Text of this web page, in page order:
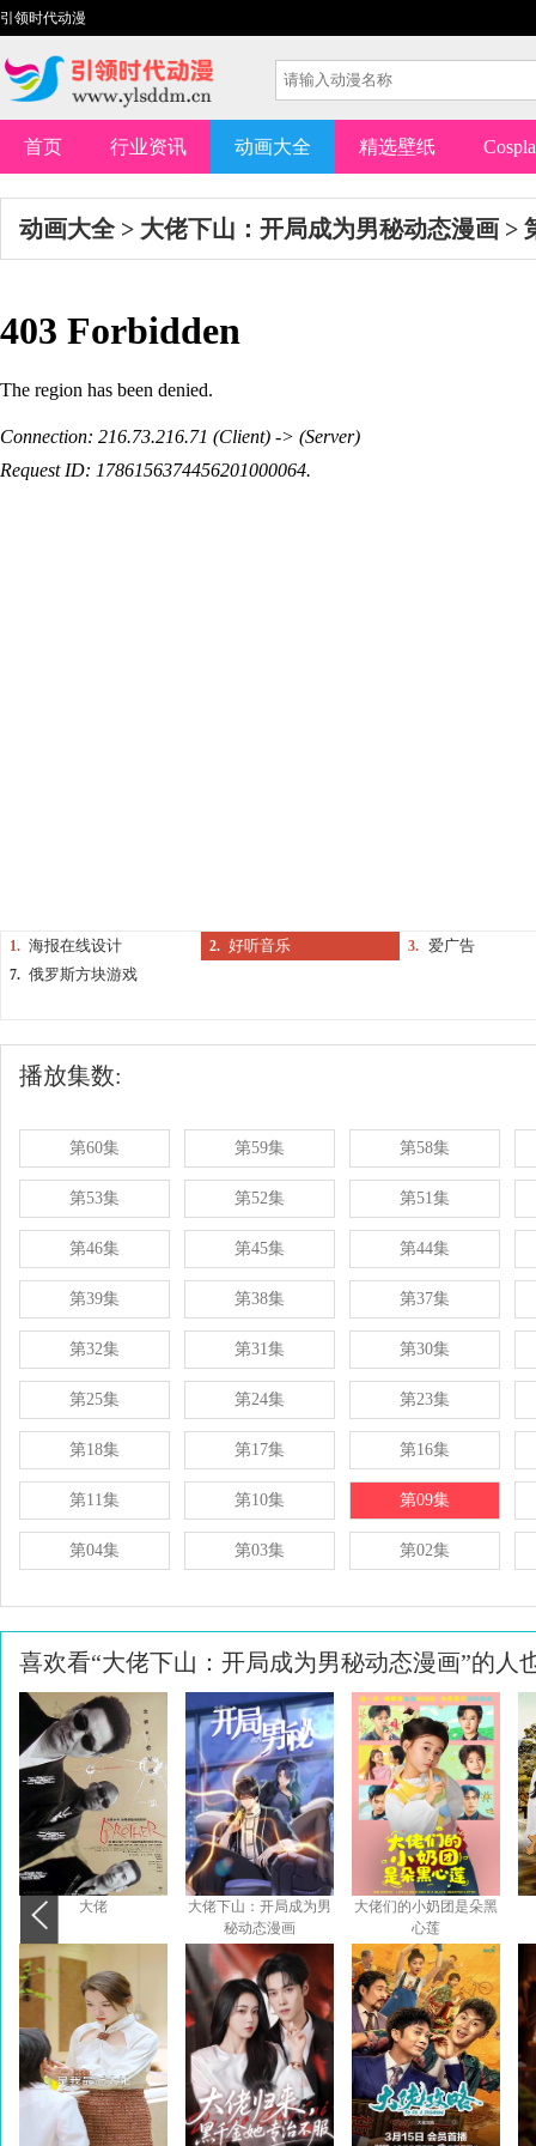
引领时代动漫
首页 行业资讯 动画大全 精选壁纸
动画大全> 大佬下山：开局成为男秘动态漫画 >
播放集数:
第60集 第59集 第58集
第53集 第52集 第51集
第46集 第45集 第44集
第39集 第38集 第37集
第32集 第31集 第30集
第25集 第24集 第23集
第18集 第17集 第16集
第11集 第10集 第09集
第04集 第03集 第02集
喜欢看“大佬下山：开局成为男秘动态漫画”的人
大佬
大佬下山：开局成为男
秘动态漫画
大佬们的小奶团是朵黑
心莲